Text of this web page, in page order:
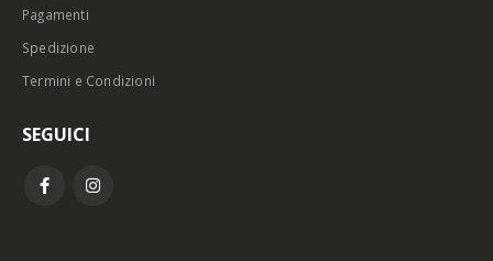
Pagamenti
Spedizione
Termini e Condizioni
SEGUICI